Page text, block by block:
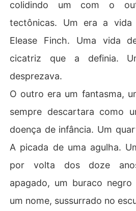
dali, encostei o meu telemóvel
amento.
O ecrã não pediu código. Piscou
lerta que fez o gerente da loja
enta graus diante de mim:
elemóvel dela.
emente. "Talvez seja porque
de da empresa dele e congelar
Entrei no meu carro privado,
colidindo um com o
tectônicas. Um era a vida
Elease Finch. Uma vida
cicatriz que a definia.
desprezava.
O outro era um fantasma,
sempre descartara como
doença de infância. Um
A picada de uma agulha.
por volta dos doze
apagado, um buraco
um nome, sussurrado no